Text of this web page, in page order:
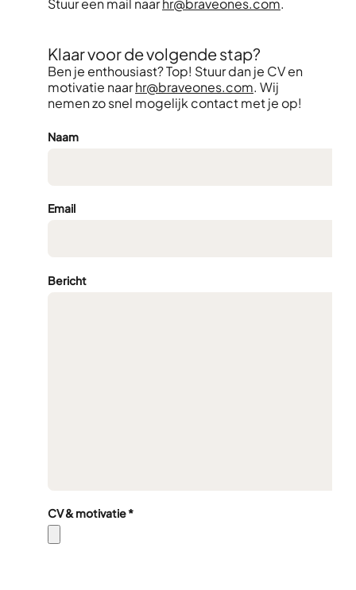
Stuur een mail naarhr@braveones.com.
Klaar voor de volgende stap?
Ben je enthousiast? Top! Stuur dan je CV en
motivatie naarhr@braveones.com. Wij
nemen zo snel mogelijk contact met je op!
Naam
Email
Bericht
CV & motivatie*